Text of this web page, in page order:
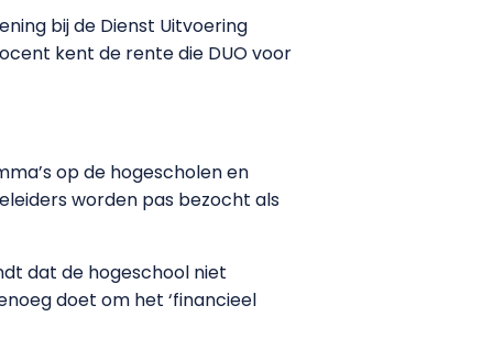
bij de Dienst Uitvoering
kent de rente die DUO voor
op de hogescholen en
worden pas bezocht als
dat de hogeschool niet
doet om het ‘financieel